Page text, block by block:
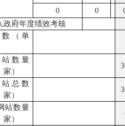
0
0
政府年度绩效考核
（单
数量
家）
总数
家）
站数量
家）